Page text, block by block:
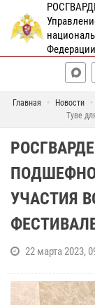
Главная Новости
Туве
УЧАСТИЯ
22 марта 2023,